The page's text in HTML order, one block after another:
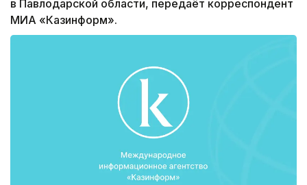
в Павлодарской области, передаёт корреспондент
МИА «Казинформ».